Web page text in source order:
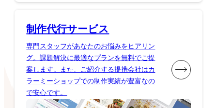
制作代行サービス
専門スタッフがあなたのお悩みをヒアリン
グ。課題解決に最適なプランを無料でご提
案します。また、ご紹介する提携会社はカ
ラーミーショップでの制作実績が豊富なの
で安心です。